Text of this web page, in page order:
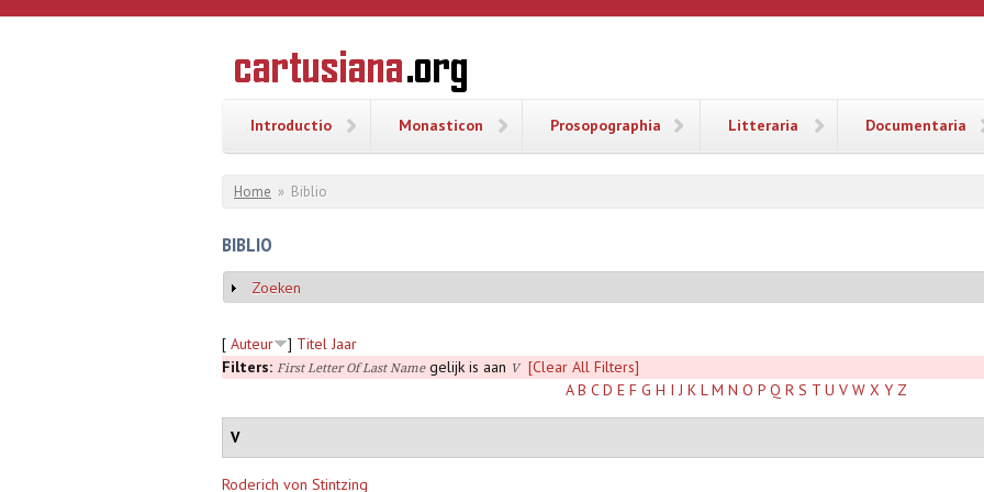
Overslaan en naar de inhoud gaan
CARTUSIANA
Geschiedenis
van de
Introductio Monasticon Prosopographia Litteraria Documentaria
U bent hier
Home » Biblio
BIBLIO
Weergeven
Zoeken
[ Auteur ] Titel Jaar
Filters: First Letter Of Last Namegelijk is aan V
[Clear All Filters]
A B C D E F G H I J K L M N O P Q R S T U V W X Y Z
V
Roderich von Stintzing